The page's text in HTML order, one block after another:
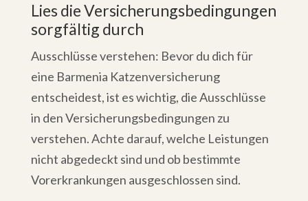
Lies die Versicherungsbedingungen
sorgfältig durch
Ausschlüsse verstehen: Bevor du dich für
eine Barmenia Katzenversicherung
entscheidest, ist es wichtig, die Ausschlüsse
in den Versicherungsbedingungen zu
verstehen. Achte darauf, welche Leistungen
nicht abgedeckt sind und ob bestimmte
Vorerkrankungen ausgeschlossen sind.